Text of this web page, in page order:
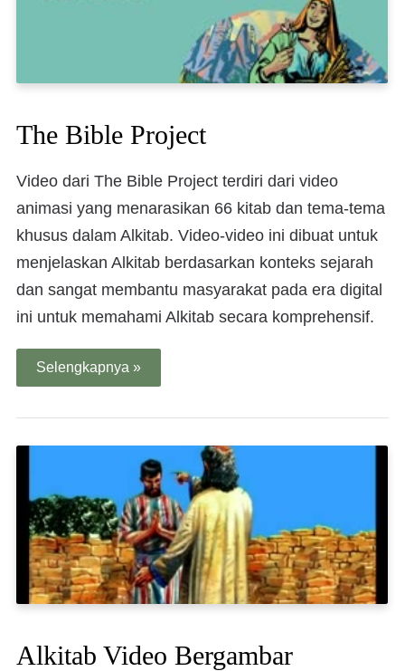
The Bible Project
Video dari The Bible Project terdiri dari video
animasi yang menarasikan 66 kitab dan tema-tema
khusus dalam Alkitab. Video-video ini dibuat untuk
menjelaskan Alkitab berdasarkan konteks sejarah
dan sangat membantu masyarakat pada era digital
ini untuk memahami Alkitab secara komprehensif.
Selengkapnya »
Alkitab Video Bergambar